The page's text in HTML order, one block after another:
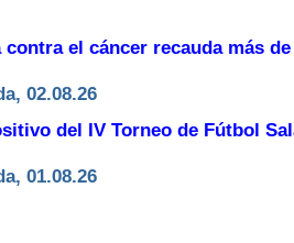
el cáncer recauda más
02.08.26
del IV Torneo de Fútbol
01.08.26